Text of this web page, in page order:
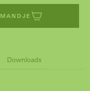
Downloads